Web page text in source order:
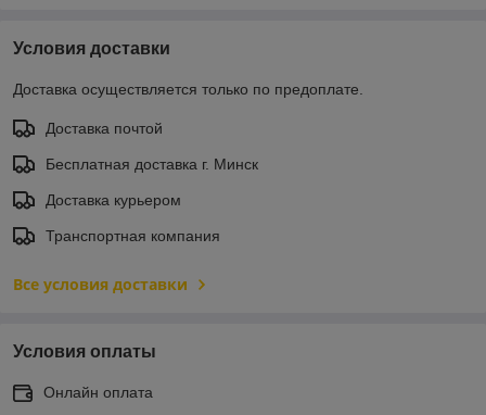
Условия доставки
Доставка осуществляется только по предоплате.
Доставка почтой
Бесплатная доставка г. Минск
Доставка курьером
Транспортная компания
Все условия доставки
Условия оплаты
Онлайн оплата